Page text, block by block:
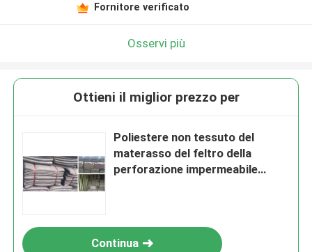
Fornitore verificato
Osservi più
Ottieni il miglior prezzo per
Poliestere non tessuto del
materasso del feltro della
perforazione impermeabile
Continua